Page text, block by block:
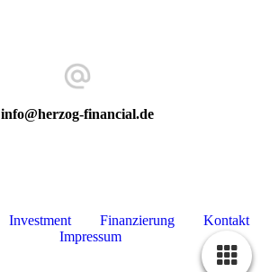
info@herzog-financial.de
Investment Finanzierung
Kontakt
Impressum